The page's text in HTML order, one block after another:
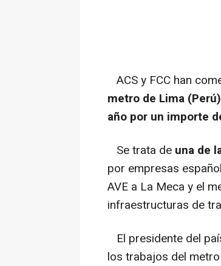
ACS y FCC han
metro de Lima
año por un importe
Se trata de una de
por empresas
AVE a La Meca y el
infraestructuras de
El presidente del
los trabajos del